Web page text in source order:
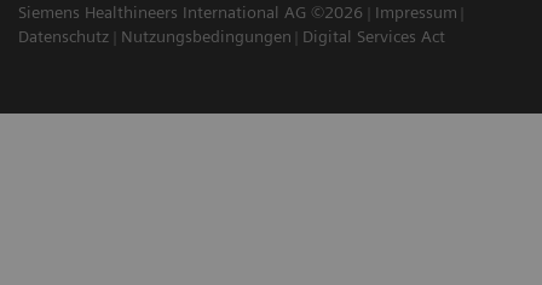
Siemens Healthineers International AG ©2026
Impressum
Datenschutz
Nutzungsbedingungen Digital Services Act